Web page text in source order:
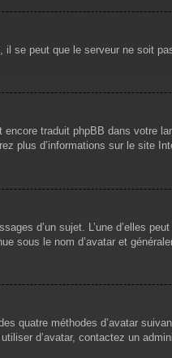
se peut que le serveur ne soit
traduit phpBB dans votre
plus d’informations sur le site
d’un sujet. L’une d’elles
sous le nom d’avatar et
quatre méthodes d’avatar
d’avatar, contactez un